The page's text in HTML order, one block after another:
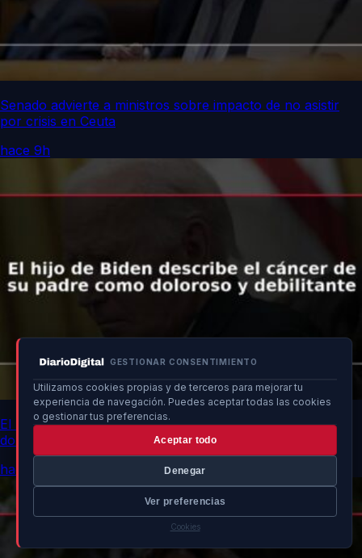
GESTIONAR CONSENTIMIENTO
Utilizamos cookies propias y de terceros para mejorar tu
experiencia de navegación. Puedes aceptar todas las cookies
o gestionar tus preferencias.
Aceptar todo
Denegar
Ver preferencias
Cookies
Senado advierte a ministros sobre impacto de no asistir
por crisis en Ceuta
hace 9h
El hijo de Biden describe el cáncer de su padre como
doloroso y debilitante
hace 9h